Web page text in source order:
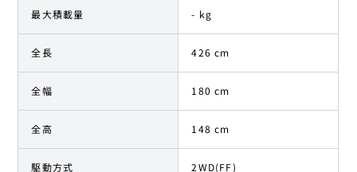
最大積載量 - kg
全長 426 cm
全幅 180 cm
全高 148 cm
駆動方式 2WD(FF)